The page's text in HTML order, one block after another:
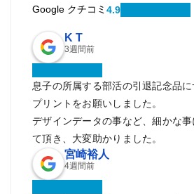
Google クチコミ 4.9
K T
3週間前
息子の所属する部活の引退記念品
プリントをお願いしました。
デザインデータの事など、細かな
て頂き、大変助かりました。
宮崎裕人
4週間前